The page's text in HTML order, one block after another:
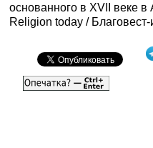
основанного в XVII веке в
Religion today /